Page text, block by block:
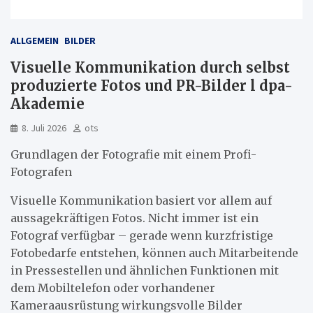
ALLGEMEIN BILDER
Visuelle Kommunikation durch selbst
produzierte Fotos und PR-Bilder l dpa-
Akademie
8. Juli 2026 ots
Grundlagen der Fotografie mit einem Profi-
Fotografen
Visuelle Kommunikation basiert vor allem auf
aussagekräftigen Fotos. Nicht immer ist ein
Fotograf verfügbar – gerade wenn kurzfristige
Fotobedarfe entstehen, können auch Mitarbeitende
in Pressestellen und ähnlichen Funktionen mit
dem Mobiltelefon oder vorhandener
Kameraausrüstung wirkungsvolle Bilder